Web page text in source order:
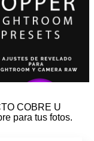
COBRE U
para tus fotos.